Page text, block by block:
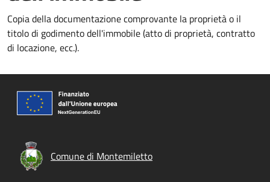
Copia della documentazione comprovante la proprietà o il
titolo di godimento dell'immobile (atto di proprietà, contratto
di locazione, ecc.).
Comune di Montemiletto